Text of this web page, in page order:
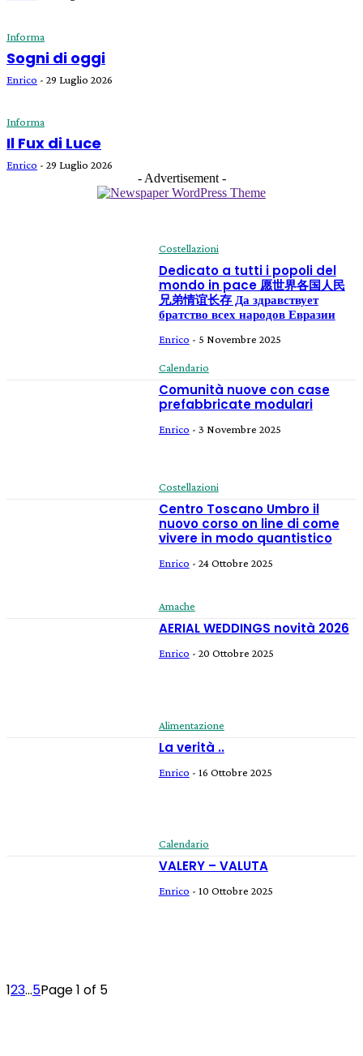
Informa
Sogni di oggi
Enrico - 29 Luglio 2026
Informa
Il Fux di Luce
Enrico - 29 Luglio 2026
- Advertisement -
Costellazioni
Dedicato a tutti i popoli del
mondo in pace 愿世界各国人民
兄弟情谊长存 Да здравствует
братство всех народов Евразии
Enrico - 5 Novembre 2025
Calendario
Comunità nuove con case
prefabbricate modulari
Enrico - 3 Novembre 2025
Costellazioni
Centro Toscano Umbro il
nuovo corso on line di come
vivere in modo quantistico
Enrico - 24 Ottobre 2025
Amache
AERIAL WEDDINGS novità 2026
Enrico - 20 Ottobre 2025
Alimentazione
La verità ..
Enrico - 16 Ottobre 2025
Calendario
VALERY – VALUTA
Enrico - 10 Ottobre 2025
123...5Page 1 of 5